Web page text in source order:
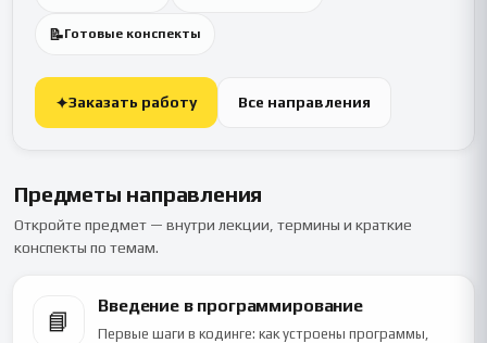
📝Готовые конспекты
✦Заказать работу Все направления
Предметы направления
Откройте предмет — внутри лекции, термины и краткие
конспекты по темам.
📘
Введение в программирование
Первые шаги в кодинге: как устроены программы,